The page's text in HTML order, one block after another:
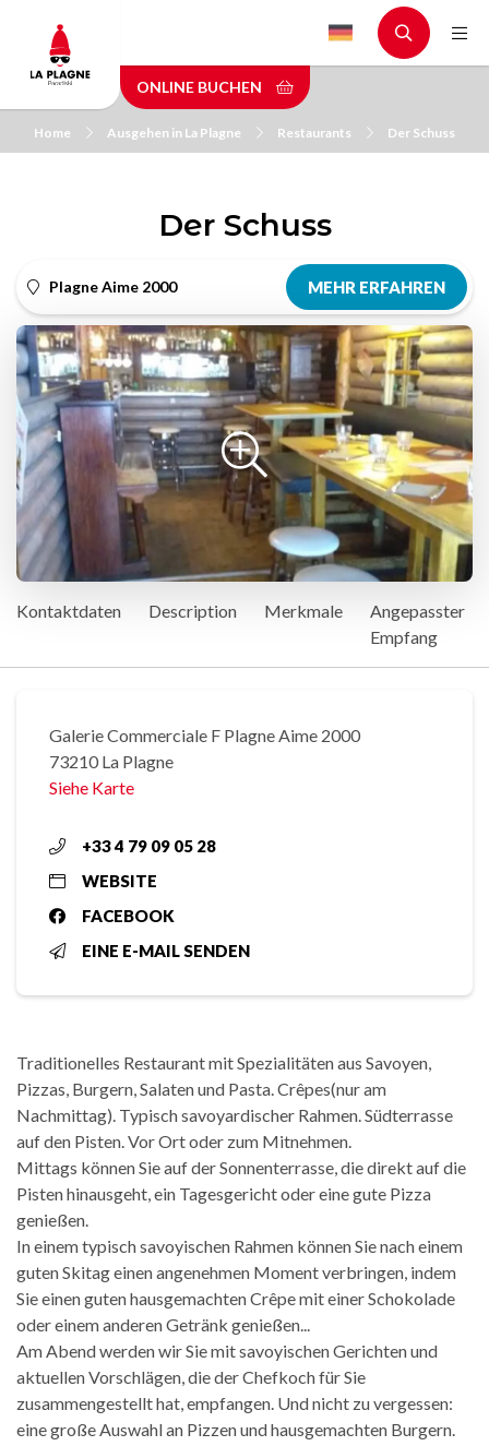
main
content
ONLINE BUCHEN
Home Ausgehen in La Plagne Restaurants Der Schuss
Der Schuss
Plagne Aime 2000 MEHR ERFAHREN
Kontaktdaten Description Merkmale
Angepasster
Empfang
Galerie Commerciale F Plagne Aime 2000
73210 La Plagne
Siehe Karte
+33 4 79 09 05 28
WEBSITE
FACEBOOK
EINE E-MAIL SENDEN
Traditionelles Restaurant mit Spezialitäten aus Savoyen,
Pizzas, Burgern, Salaten und Pasta. Crêpes(nur am
Nachmittag). Typisch savoyardischer Rahmen. Südterrasse
auf den Pisten. Vor Ort oder zum Mitnehmen.
Mittags können Sie auf der Sonnenterrasse, die direkt auf die
Pisten hinausgeht, ein Tagesgericht oder eine gute Pizza
genießen.
In einem typisch savoyischen Rahmen können Sie nach einem
guten Skitag einen angenehmen Moment verbringen, indem
Sie einen guten hausgemachten Crêpe mit einer Schokolade
oder einem anderen Getränk genießen...
Am Abend werden wir Sie mit savoyischen Gerichten und
aktuellen Vorschlägen, die der Chefkoch für Sie
zusammengestellt hat, empfangen. Und nicht zu vergessen:
eine große Auswahl an Pizzen und hausgemachten Burgern.